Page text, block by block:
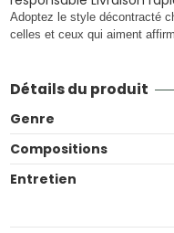
Adoptez le style décontracté
celles et ceux qui aiment
Détails du produit
Genre
Compositions
Entretien